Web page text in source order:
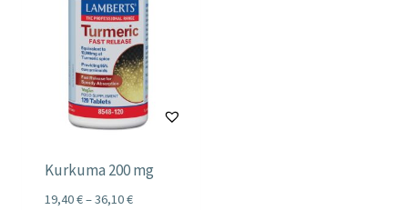
Kurkuma 200 mg
19,40€–36,10€Price